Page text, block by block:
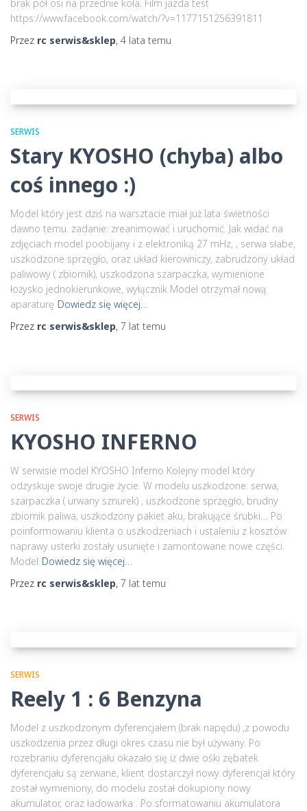
brak pół osi na przednie koła. Film jazda test
https://www.facebook.com/watch/?v=1177151256391811
Przez rc serwis&sklep, 4 lata temu
SERWIS
Stary KYOSHO (chyba) albo
coś innego :)
Model który jest dziś na warsztacie miał już lata świetności
dawno temu. zadanie: zreanimować i uruchomić. Jak widać na
zdjęciach model poobijany i z elektroniką 27 mHz, , serwa słabe,
uszkodzone sprzęgło, oraz układ kierowniczy, zabrudzony układ
paliwowy ( zbiornik), uszkodzona szarpaczka, wymienione
łożysko jednokierunkowe, wyłącznik Model otrzymał nową
aparaturę Dowiedz się więcej…
Przez rc serwis&sklep, 7 lat temu
SERWIS
KYOSHO INFERNO
W serwisie model KYOSHO Inferno Kolejny model który
odzyskuje swoje drugie życie. W modelu uszkodzone: serwa,
szarpaczka ( urwany sznurek) , uszkodzone sprzęgło, brudny
zbiornik paliwa, uszkodzony pakiet aku, brakujące śrubki… Po
poinformowaniu klienta o uszkodzeniach i ustaleniu z kosztów
naprawy usterki zostały usunięte i zamontowane nowe części.
Model Dowiedz się więcej…
Przez rc serwis&sklep, 7 lat temu
SERWIS
Reely 1 : 6 Benzyna
Model z uszkodzonym dyferencjałem (brak napędu) ,z powodu
uszkodzenia przez długi okres czasu nie był używany. Po
rozebraniu dyferencjału okazało się iż dwie ośki zębatek
dyferencjału są zerwane, klient dostarczył nowy dyferencjał który
został wymieniony, do modelu został dokupiony nowy
akumulator, oraz ładowarka . Po sformatowaniu akumulatora